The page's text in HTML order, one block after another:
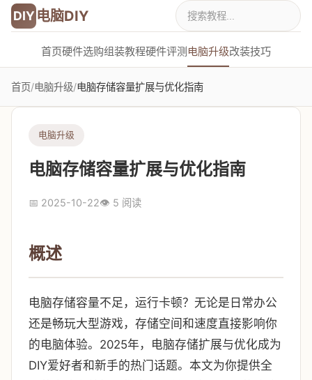
DIY 电脑DIY
首页硬件选购组装教程硬件评测电脑升级改装技巧
首页/电脑升级/电脑存储容量扩展与优化指南
电脑升级
电脑存储容量扩展与优化指南
📅 2025-10-22👁️ 5 阅读
概述
电脑存储容量不足，运行卡顿？无论是日常办公
还是畅玩大型游戏，存储空间和速度直接影响你
的电脑体验。2025年，电脑存储扩展与优化成为
DIY爱好者和新手的热门话题。本文为你提供全